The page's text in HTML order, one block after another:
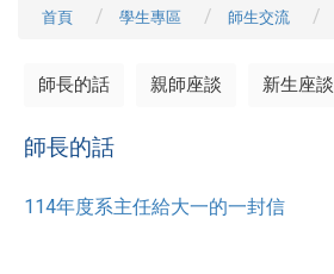
首頁 學生專區 師生交流
師長的話 親師座談 新生座談
師長的話
114年度系主任給大一的一封信